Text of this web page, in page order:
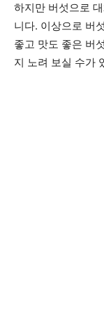
하지만 버섯으로
니다. 이상으로 버
좋고 맛도 좋은 버
지 노려 보실 수가